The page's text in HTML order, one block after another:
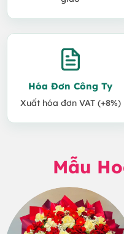
Hóa Đơn Công Ty
Xuất hóa đơn VAT (+8%)
Mẫu